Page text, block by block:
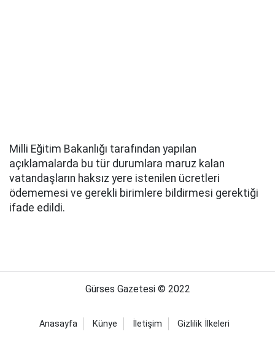
Milli Eğitim Bakanlığı tarafından yapılan
açıklamalarda bu tür durumlara maruz kalan
vatandaşların haksız yere istenilen ücretleri
ödememesi ve gerekli birimlere bildirmesi gerektiği
ifade edildi.
Gürses Gazetesi © 2022
Anasayfa Künye İletişim Gizlilik İlkeleri